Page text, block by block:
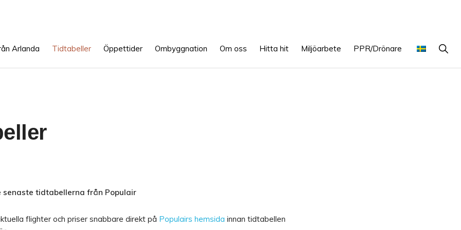
Arlanda Tidtabeller Öppettider Ombyggnation Om oss Hitta hit Miljöarbete PPR/Drönare Show
senaste tidtabellerna från Populair
flighter och priser snabbare direkt på Populairs hemsida innan tidtabellen